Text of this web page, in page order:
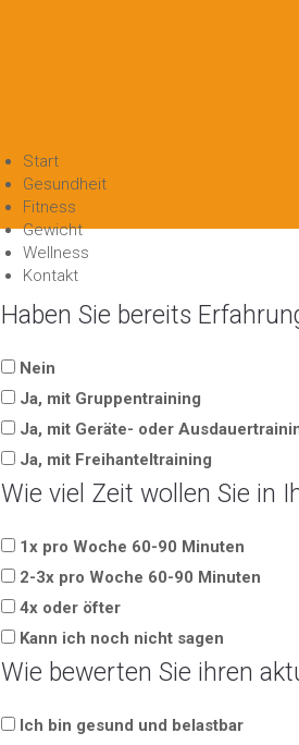
Start
Gesundheit
Fitness
Gewicht
Wellness
Kontakt
Haben Sie bereits
Nein
Ja, mit Gruppentraining
Ja, mit Geräte- oder
Ja, mit Freihanteltraining
Wie viel Zeit wollen Sie in
1x pro Woche 60-90 Minuten
2-3x pro Woche 60-90 Minuten
4x oder öfter
Kann ich noch nicht sagen
Wie bewerten Sie ihren
Ich bin gesund und belastbar